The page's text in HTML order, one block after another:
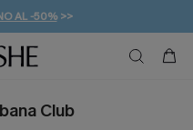
AL -50%>>
DA 49€
20% DI SCONTO*
Club